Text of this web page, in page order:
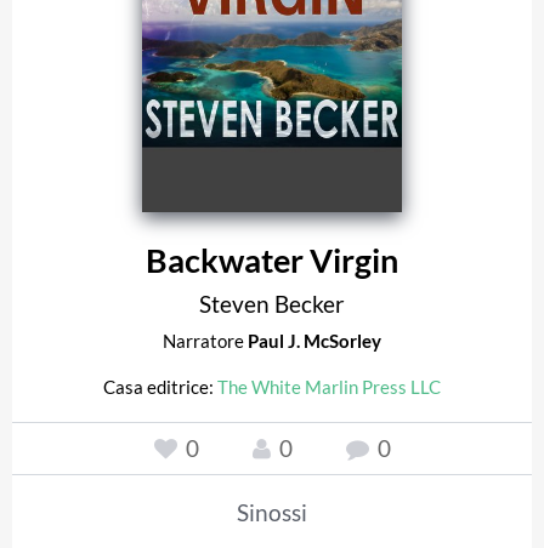
Backwater Virgin
Steven Becker
Narratore Paul J. McSorley
Casa editrice: The White Marlin Press LLC
0 0 0
Sinossi